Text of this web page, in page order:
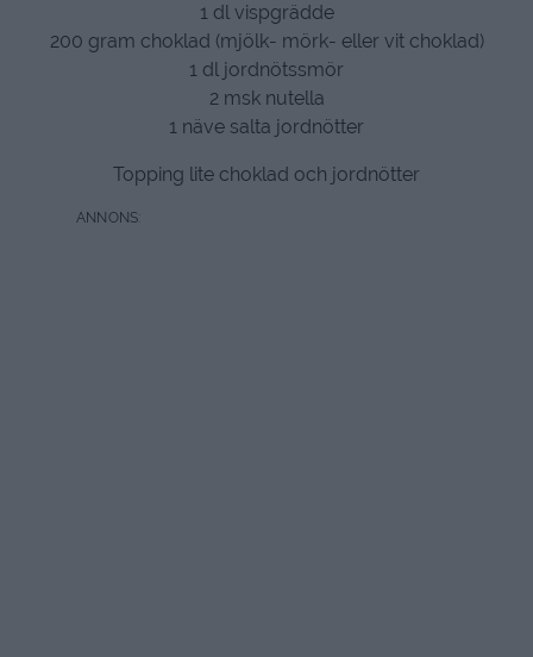
1 dl vispgrädde
200 gram choklad (mjölk- mörk- eller vit choklad)
1 dl jordnötssmör
2 msk nutella
1 näve salta jordnötter
Topping lite choklad och jordnötter